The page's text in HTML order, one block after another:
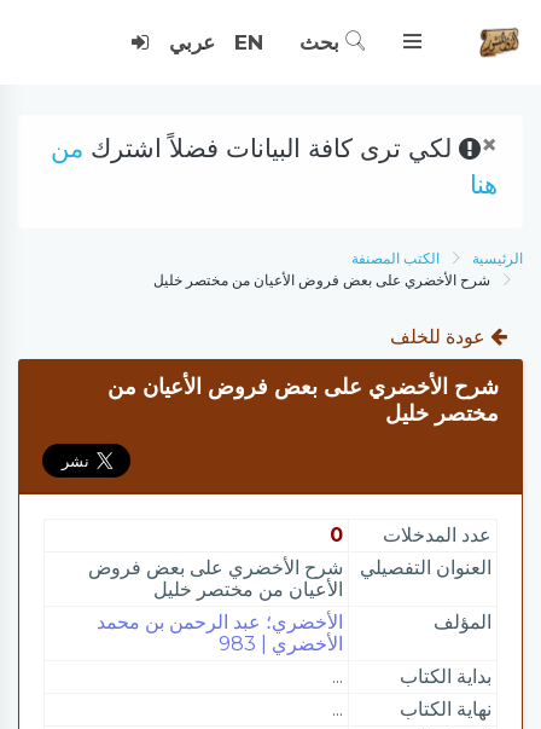
بحث EN عربي
× لكي ترى كافة البيانات فضلاً اشترك من
هنا
الرئيسية
الكتب المصنفة
شرح الأخضري على بعض فروض الأعيان من مختصر خليل
عودة للخلف
شرح الأخضري على بعض فروض الأعيان من
مختصر خليل
عدد المدخلات
0
العنوان التفصيلي
شرح الأخضري على بعض فروض
الأعيان من مختصر خليل
المؤلف
الأخضري؛ عبد الرحمن بن محمد
الأخضري | 983
بداية الكتاب
...
نهاية الكتاب
...